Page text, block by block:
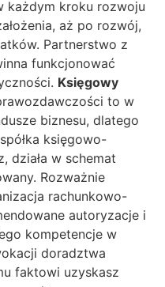
każdym kroku rozwoju
aż po rozwój,
Partnerstwo z
funkcjonować
Księgowy
to w
biznesu, dlatego
księgowo-
działa w schemat
Rozważnie
rachunkowo-
autoryzacje i
kompetencje w
doradztwa
faktowi uzyskasz